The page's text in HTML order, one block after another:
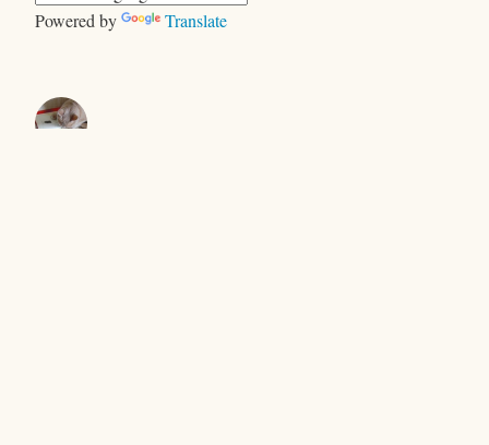
ー
Powered by Translate